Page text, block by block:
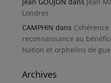
Londres
CAMPHIN dans
reconnaissance au
Nation et orphelins de
Archives